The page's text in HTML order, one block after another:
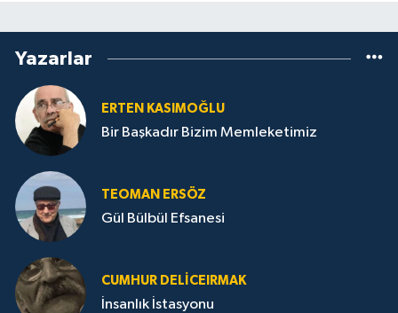
Yazarlar
ERTEN KASIMOĞLU
Bir Başkadır Bizim Memleketimiz
TEOMAN ERSÖZ
Gül Bülbül Efsanesi
CUMHUR DELICEIRMAK
İnsanlık İstasyonu